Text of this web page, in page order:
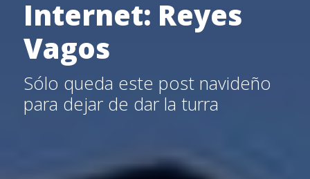
Internet: Reyes
Vagos
Sólo queda este post navideño
para dejar de dar la turra